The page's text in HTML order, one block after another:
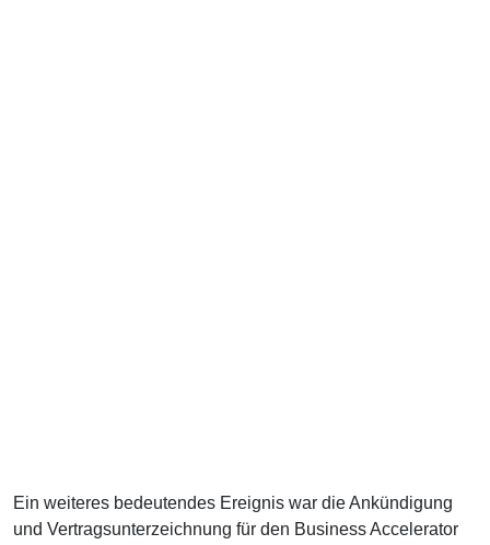
Ein weiteres bedeutendes Ereignis war die Ankündigung
und Vertragsunterzeichnung für den Business Accelerator